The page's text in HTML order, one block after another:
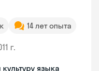
14 лет опыта
г.
языка